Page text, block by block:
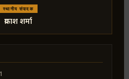
स्थानीय संपादक
प्रकाश शर्मा